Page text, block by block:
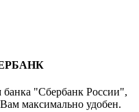
банка "Сбербанк России",
максимально удобен.